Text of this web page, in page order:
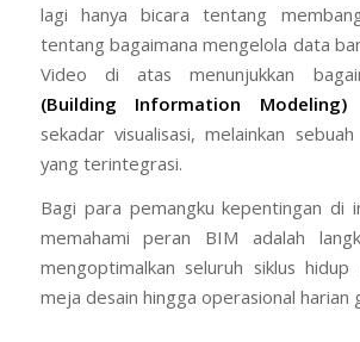
lagi hanya bicara tentang
tentang bagaimana mengelola data
Video di atas menunjukkan
(Building Information Modeling)
sekadar visualisasi, melainkan
yang terintegrasi.
Bagi para pemangku kepentingan di
memahami peran BIM adalah
mengoptimalkan seluruh siklus
meja desain hingga operasional harian